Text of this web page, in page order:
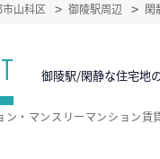
山科区 御陵駅周辺 閑
御陵駅/閑静な住宅地
・マンスリーマンション